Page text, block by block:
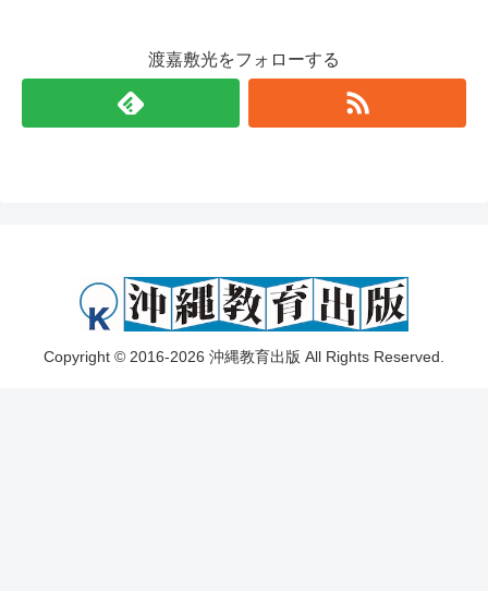
渡嘉敷光をフォローする
Copyright © 2016-2026 沖縄教育出版 All Rights Reserved.